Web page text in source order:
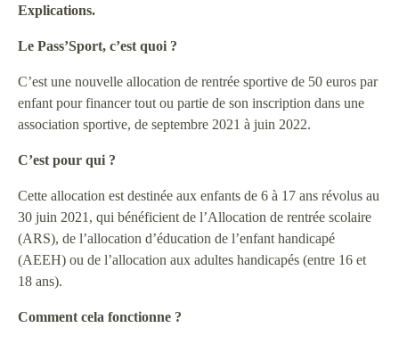
Explications.
Le Pass’Sport, c’est quoi ?
C’est une nouvelle allocation de rentrée sportive de 50 euros par
enfant pour financer tout ou partie de son inscription dans une
association sportive, de septembre 2021 à juin 2022.
C’est pour qui ?
Cette allocation est destinée aux enfants de 6 à 17 ans révolus au
30 juin 2021, qui bénéficient de l’Allocation de rentrée scolaire
(ARS), de l’allocation d’éducation de l’enfant handicapé
(AEEH) ou de l’allocation aux adultes handicapés (entre 16 et
18 ans).
Comment cela fonctionne ?